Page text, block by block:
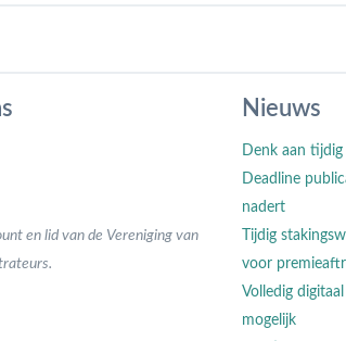
en lid van de Vereniging van
Nieuws
Denk aan
Deadline
nadert
Tijdig
voor
Volledig
mogelijk